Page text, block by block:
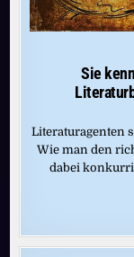
Sie
Literaturagenten
Wie man den
dabei